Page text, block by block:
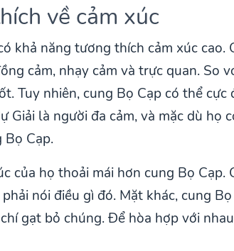
về cảm xúc
khả năng tương thích cảm xúc cao.
cảm, nhạy cảm và trực quan. So
Tuy nhiên, cung Bọ Cạp có thể
Giải là người đa cảm, và mặc dù họ
Cạp.
của họ thoải mái hơn cung Bọ
nói điều gì đó. Mặt khác, cung
gạt bỏ chúng. Để hòa hợp với